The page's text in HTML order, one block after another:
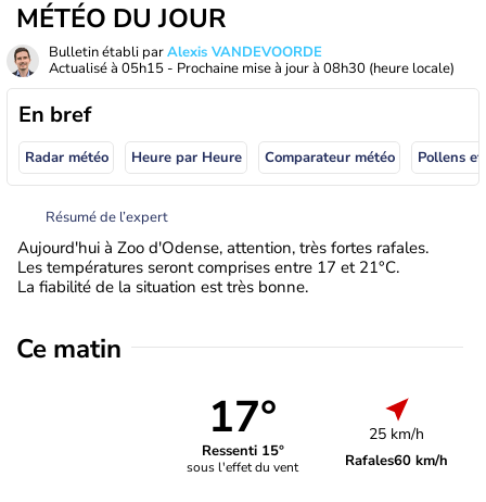
MÉTÉO DU JOUR
Bulletin établi parAlexis VANDEVOORDE
Actualisé à 05h15 - Prochaine mise à jour à 08h30 (heure locale)
En bref
Radar météo Heure par Heure Comparateur météo Pollens
Résumé de l’expert
Aujourd'hui à Zoo d'Odense, attention, très fortes rafales.
Les températures seront comprises entre 17 et 21°C.
La fiabilité de la situation est très bonne.
Ce matin
17°
Ressenti 15°
sous l'effet du vent
25 km/h
Rafales60 km/h